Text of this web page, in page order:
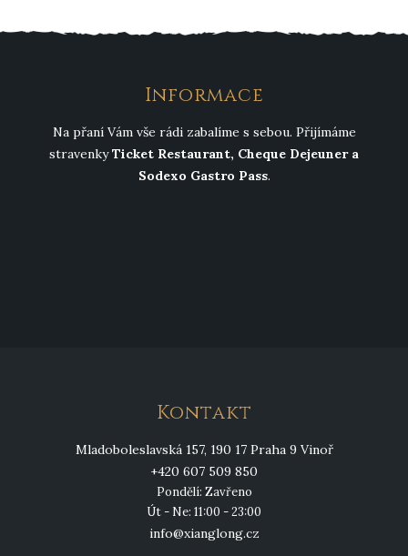
Informace
Na přaní Vám vše rádi zabalíme s sebou. Přijímáme
stravenkyTicket Restaurant, Cheque Dejeuner a
Sodexo Gastro Pass.
Kontakt
Mladoboleslavská 157, 190 17 Praha 9 Vinoř
+420 607 509 850
Pondělí: Zavřeno
Út - Ne: 11:00 - 23:00
info@xianglong.cz